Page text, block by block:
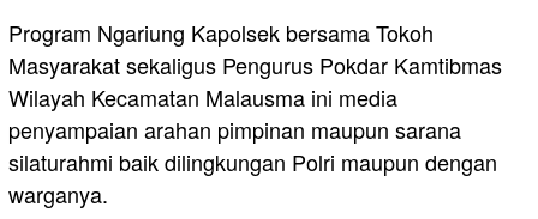
Program Ngariung Kapolsek bersama Tokoh
Masyarakat sekaligus Pengurus Pokdar Kamtibmas
Wilayah Kecamatan Malausma ini media
penyampaian arahan pimpinan maupun sarana
silaturahmi baik dilingkungan Polri maupun dengan
warganya.